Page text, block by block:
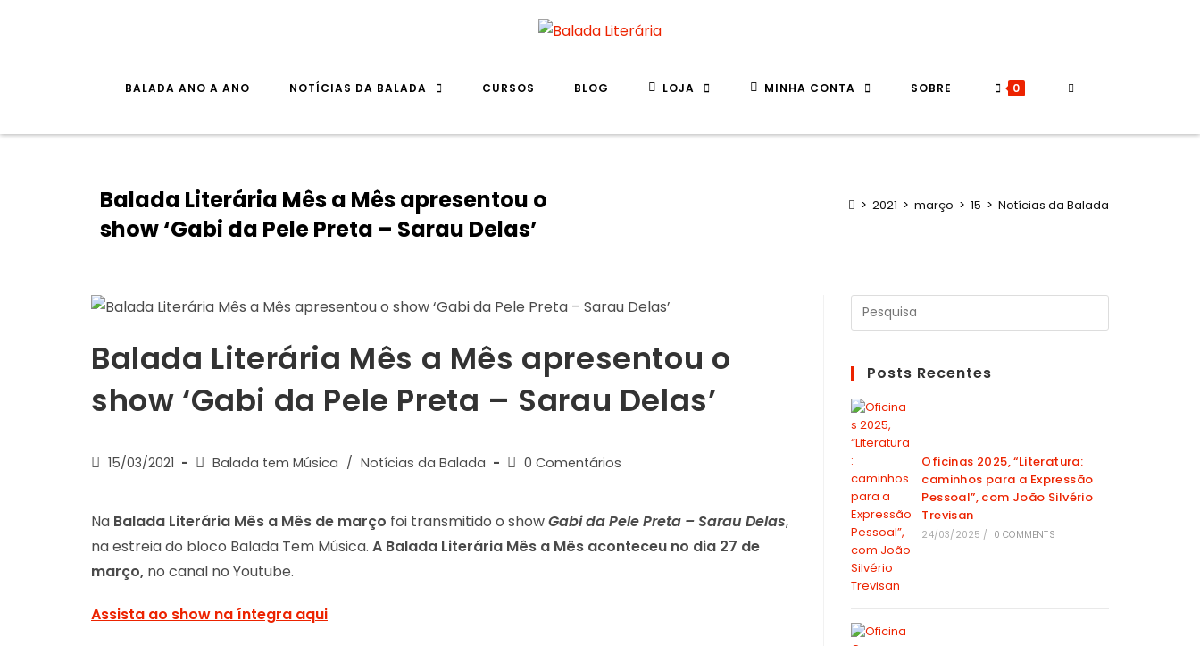
BALADA ANO A ANO NOTÍCIAS DA BALADA CURSOS BLOG LOJA MINHA CONTA SOBRE 0
Balada Literária Mês a Mês apresentou o
show ‘Gabi da Pele Preta – Sarau Delas’
> 2021 > março > 15 > Notícias da Balada
Balada Literária Mês a Mês apresentou o
show ‘Gabi da Pele Preta – Sarau Delas’
Post15/03/2021
PostBalada tem Música / Notícias da Balada
Post0 Comentários
Na Balada Literária Mês a Mês de março foi transmitido o showGabi da Pele Preta – Sarau Delas,
na estreia do bloco Balada Tem Música. A Balada Literária Mês a Mês aconteceu no dia 27 de
março, no canal no Youtube.
Assista ao show na íntegra aqui
Search
for:
Posts Recentes
Oficinas 2025, “Literatura:
caminhos para a Expressão
Pessoal”, com João Silvério
Trevisan
24/03/2025 / 0 COMMENTS